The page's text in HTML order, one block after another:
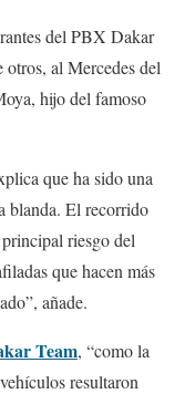
del PBX Dakar
otros, al Mercedes del
hijo del famoso
que ha sido una
blanda. El recorrido
riesgo del
que hacen más
añade.
Team, “como la
resultaron